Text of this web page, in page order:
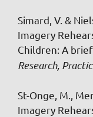
Simard, V. &
Imagery
Children: A
Research,
St-Onge, M.,
Imagery